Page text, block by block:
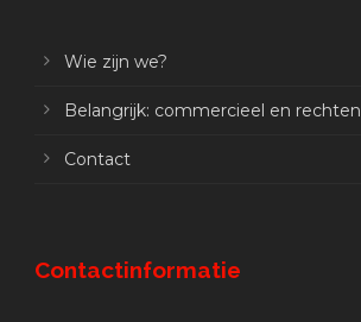
Wie zijn we?
Belangrijk: commercieel en rechten
Contact
Contactinformatie